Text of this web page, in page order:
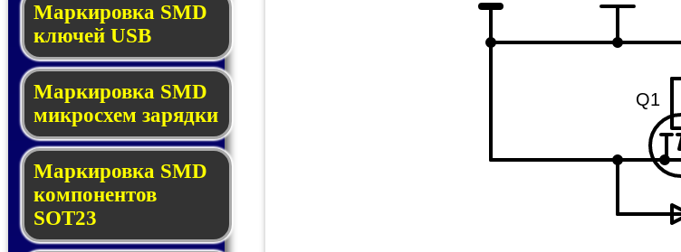
Маркировка SMD
клю­чей USB
Маркировка SMD
мик­рос­хем за­ряд­ки
Маркировка SMD
ком­по­нен­тов
SOT23
Q1